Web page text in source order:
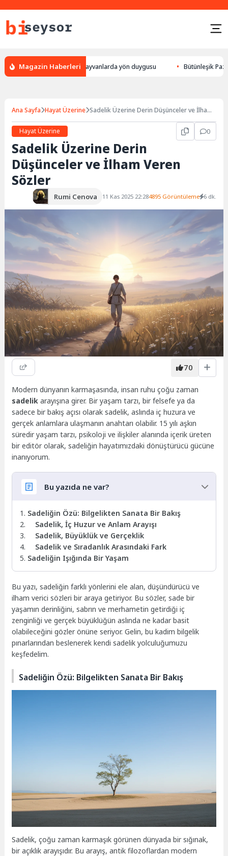
Magazin Haberleri
leylek yön bulması, hayvanlarda yön duygusu Bütünleşik
Ana Sayfa Hayat Üzerine Sadelik Üzerine Derin Düşünceler ve İlham
Hayat Üzerine
0
Sadelik Üzerine Derin
Düşünceler ve İlham Veren
Sözler
Rumi Cenova 11 Kas 2025 22:284895 Görüntüleme 6 dk.
70
Modern dünyanın karmaşasında, insan ruhu çoğu zaman
sadelik arayışına girer. Bir yaşam tarzı, bir felsefe ya da
sadece bir bakış açısı olarak sadelik, aslında iç huzura ve
gerçek anlamlara ulaşmanın anahtarı olabilir. 15 yılı aşkın
süredir yaşam tarzı, psikoloji ve ilişkiler alanında içerik üreten
bir editör olarak, sadeliğin hayatımızdaki dönüştürücü gücüne
inanıyorum.
Bu yazıda ne var?
Sadeliğin Özü: Bilgelikten Sanata Bir Bakış
Sadelik, İç Huzur ve Anlam Arayışı
Sadelik, Büyüklük ve Gerçeklik
Sadelik ve Sıradanlık Arasındaki Fark
Sadeliğin Işığında Bir Yaşam
Bu yazı, sadeliğin farklı yönlerini ele alan, düşündürücü ve
ilham verici sözleri bir araya getiriyor. Bu sözler, sade bir
yaşamın derinliğini, sabrın ve merhametin getirdiği iç
zenginliği ve gerçek büyüklüğün aslında ne kadar basit
olabileceğini gözler önüne seriyor. Gelin, bu kadim bilgelik
pınarlarından beslenerek kendi sadelik yolculuğumuzu
keşfedelim.
Sadeliğin Özü: Bilgelikten Sanata Bir Bakış
Sadelik, çoğu zaman karmaşık görünen dünyada bir sığınak,
bir açıklık arayışıdır. Bu arayış, antik filozoflardan modern